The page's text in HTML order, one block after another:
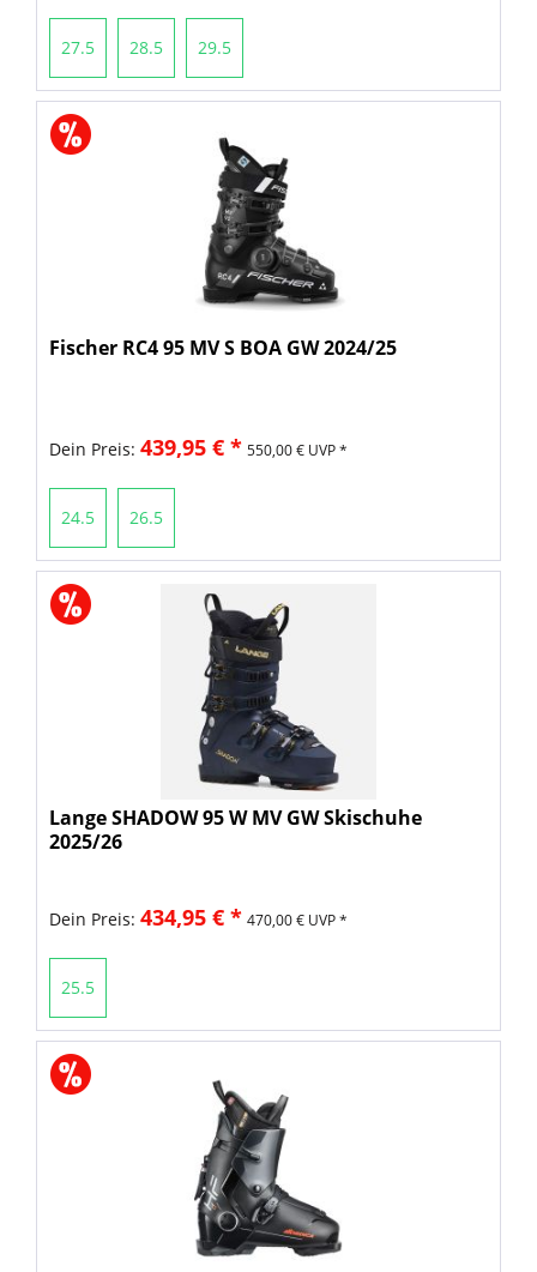
27.5 28.5 29.5
Fischer RC4 95 MV S BOA GW 2024/25
Dein Preis: 439,95 € * 550,00 € UVP *
24.5 26.5
Lange SHADOW 95 W MV GW Skischuhe
2025/26
Dein Preis: 434,95 € * 470,00 € UVP *
25.5